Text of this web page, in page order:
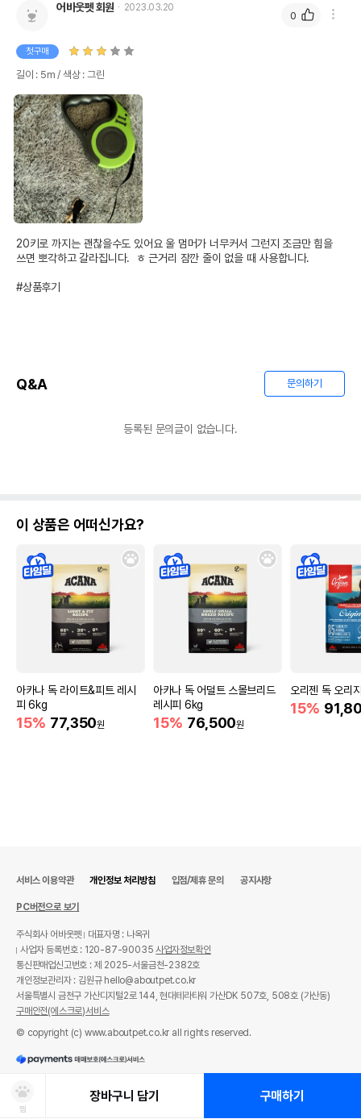
어바웃펫 회원 2023.03.20
첫구매
길이 : 5m / 색상 : 그린
20키로 까지는 괜찮을수도 있어요 울 멈머가 너무커서 그런지 조금만 힘을
쓰면 뽀각하고 갈라집니다.  ㅎ 근거리 잠깐 줄이 없을 때 사용합니다.
#상품후기
0
Q&A 문의하기
등록된 문의글이 없습니다.
이 상품은 어떠신가요?
아카나 독 라이트&피트 레시
피 6kg
15% 77,350원
아카나 독 어덜트 스몰브리드
레시피 6kg
15% 76,500원
오리젠 독 오리
15%
찜
장바구니 담기 구매하기
서비스 이용약관 개인정보 처리방침 입점/제휴 문의 공지사항
PC버전으로 보기
주식회사 어바웃펫
대표자명 : 나옥귀
사업자 등록번호 : 120-87-90035사업자정보확인
통신판매업신고번호 : 제 2025-서울금천-2382호
개인정보관리자 : 김원규 hello@aboutpet.co.kr
서울특별시 금천구 가산디지털2로 144, 현대테라타워 가산DK 507호, 508호 (가산동)
구매안전(에스크로)서비스
© copyright (c) www.aboutpet.co.kr all rights reserved.